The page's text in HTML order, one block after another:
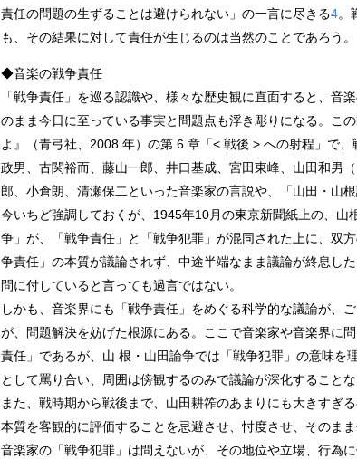
責任の問題の生ずることは避けられない」の一言に尽きる4。
も、その結果に対して責任が生じるのは当然のことであろう。
◆音楽の戦争責任
「戦争責任」を巡る認識や、様々な歴史観に直面すると、音
のまま今日に至っている事実と問題点も浮き彫りになる。こ
よ』（青弓社、2008 年）の第 6 章「< 戦後 > への射程」で
政男、古関裕而、藤山一郎、井口基成、宮田東峰、山田和男
郎、小倉朗、清瀬保二といった音楽家の言説や、「山田・山
今いちど強調しておくが、1945年10月の東京新聞紙上の、山
争」が、「戦争責任」と「戦争犯罪」が混同された上に、双
争責任」の本質が議論されず、中途半端なまま議論が終息し
問に付していると言っても過言ではない。
しかも、音楽界にも「戦争責任」をめぐる科学的な議論が、
が、問題解決を妨げた根源にある。ここで音楽家や音楽界に
責任」であるが、山 根・山田論争では「戦争犯罪」の意味を
として罵り合い、周囲は傍観するのみで議論が深化することな
また、戦時期から戦後まで、山田耕筰のあまりにも大きすぎ
本質を客観的に評価することを忌避させ、忖度させ、そのまま
音楽家の「戦争犯罪」は問えないが、その地位や立場、行為